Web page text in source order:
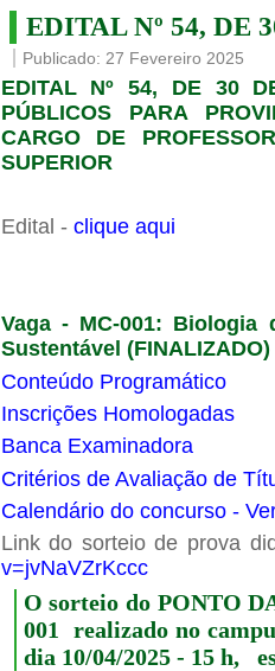
EDITAL Nº 54, DE
Publicado: 27 Fevereiro 2025
EDITAL Nº 54, DE 30
PÚBLICOS PARA
CARGO DE
SUPERIOR
Edital - clique aqui
Vaga - MC-001: Biologia
Sustentável (FINALIZADO)
Conteúdo Programático
Inscrições Homologadas
Banca Examinadora
Critérios de Avaliação de
Calendário do concurso -
Link do sorteio de prova
v=jvNaVZrKccc
O sorteio do PONTO
001 realizado no
dia 10/04/2025 - 15 h,